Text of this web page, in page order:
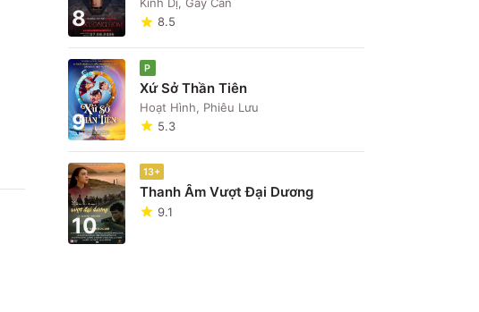
8
8.5
9
P
Xứ Sở Thần Tiên
Hoạt Hình, Phiêu Lưu
5.3
10
13+
Thanh Âm Vượt Đại Dương
9.1